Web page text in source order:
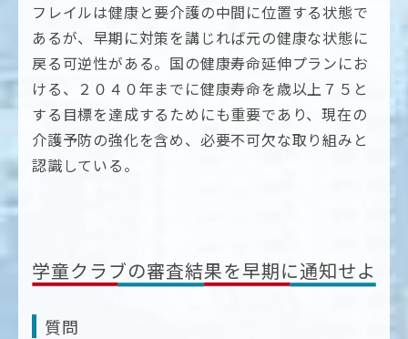
フレイルは健康と要介護の中間に位置する状態で
あるが、早期に対策を講じれば元の健康な状態に
戻る可逆性がある。国の健康寿命延伸プランにお
ける、２０４０年までに健康寿命を歳以上７５と
する目標を達成するためにも重要であり、現在の
介護予防の強化を含め、必要不可欠な取り組みと
認識している。
学童クラブの審査結果を早期に通知せよ
質問